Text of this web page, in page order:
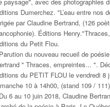
Dumerchez. "L’eau entre nos
par Claudine Bertrand, (126
Éditions
du Petit Flou.
du nouveau recueil de
" Thraces, empreintes... ".
du PETIT FLOU le vendredi 8
10 à 14h00, (stand 109 /
6 au 10 juin 2018, Claudine